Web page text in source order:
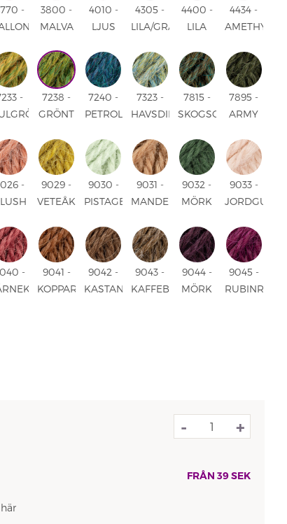
-
UNI
3800 -
MALVA
4010 -
LJUS
UNI
4305 -
LILA/GRÅ/BLÅ
4400 -
LILA
4434 -
AMETHYST
-
7238 -
GRÖNT
MIX
7240 -
PETROL
7323 -
HAVSDIMMA
7815 -
SKOGSGRÖN
7895 -
ARMY
-
9029 -
VETEÅKER
9030 -
PISTAGEGLASS
9031 -
MANDEL
9032 -
MÖRK
UNI
9033 -
-
9041 -
KOPPARBRUN
9042 -
KASTANJ
9043 -
KAFFEBÖNA
9044 -
MÖRK
9045 -
RUBINRÖD
- +
FRÅN 39SEK